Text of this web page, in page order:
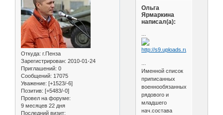
Откуда: г.Пенза
Зарегистрирован: 2010-01-24
Приглашений: 0
Сообщений: 17075
Уважение: [+1523/-6]
Позитив: [+5483/-0]
Провел на форуме:
9 месяцев 22 дня
Последний визит:
Ольга
Ярмаркина
написал(а):
Именной список
приписанных
военнообязанных
рядового и
младшего
нач.состава